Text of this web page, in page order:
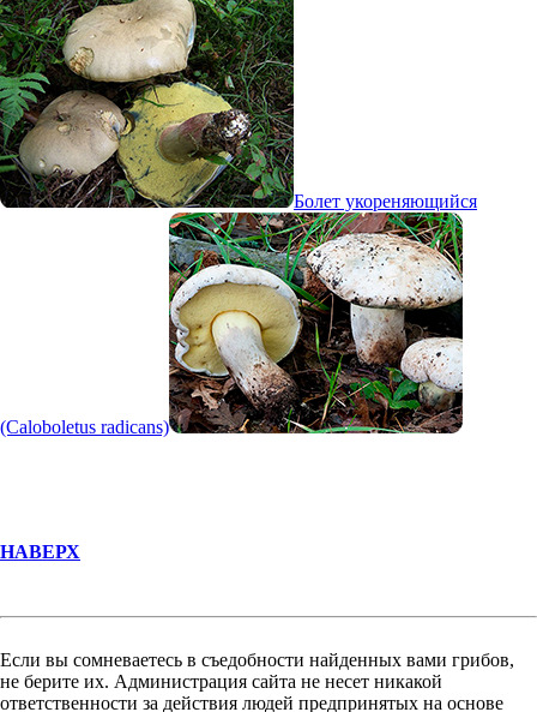
Болет укореняющийся
(Caloboletus radicans)
НАВЕРХ
Если вы сомневаетесь в съедобности найденных вами грибов,
не берите их. Администрация сайта не несет никакой
ответственности за действия людей предпринятых на основе